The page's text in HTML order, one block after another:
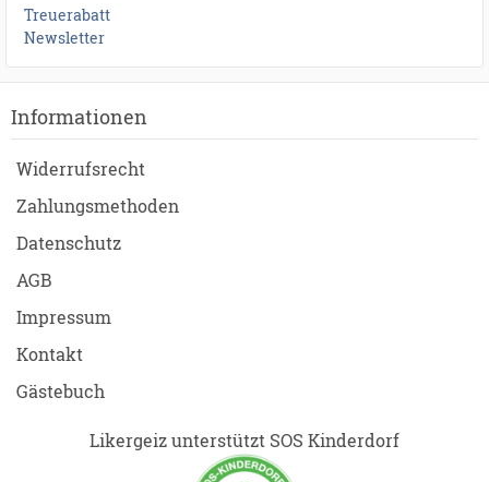
Treuerabatt
Newsletter
Informationen
Widerrufsrecht
Zahlungsmethoden
Datenschutz
AGB
Impressum
Kontakt
Gästebuch
Likergeiz unterstützt SOS Kinderdorf